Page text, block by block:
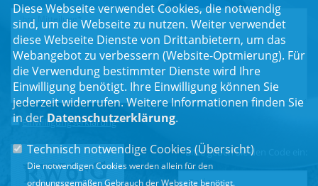
Einwilligungserklärung*
Bitte geben Sie den Code ein:
Diese Webseite verwendet Cookies, die notwendig
sind, um die Webseite zu nutzen. Weiter verwendet
diese Webseite Dienste von Drittanbietern, um das
Webangebot zu verbessern (Website-Optmierung). Für
die Verwendung bestimmter Dienste wird Ihre
Einwilligung benötigt. Ihre Einwilligung können Sie
jederzeit widerrufen. Weitere Informationen finden Sie
in der Datenschutzerklärung.
Technisch notwendige Cookies (Übersicht)
Die notwendigen Cookies werden allein für den
ordnungsgemäßen Gebrauch der Webseite benötigt.